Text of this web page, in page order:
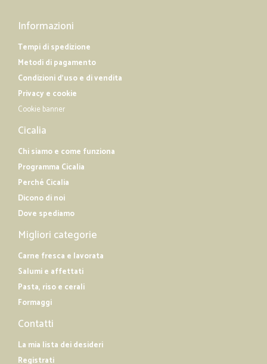
Informazioni
Tempi di spedizione
Metodi di pagamento
Condizioni d'uso e di vendita
Privacy e cookie
Cookie banner
Cicalia
Chi siamo e come funziona
Programma Cicalia
Perché Cicalia
Dicono di noi
Dove spediamo
Migliori categorie
Carne fresca e lavorata
Salumi e affettati
Pasta, riso e cerali
Formaggi
Contatti
La mia lista dei desideri
Registrati